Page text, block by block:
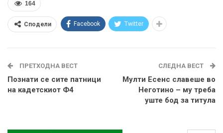
164
Сподели Facebook Twitter
ПРЕТХОДНА ВЕСТ
Познати се сите патници
на кадетскиот Ф4
СЛЕДНА ВЕСТ
Мулти Есенс славеше во
Неготино – му треба
уште бод за титула